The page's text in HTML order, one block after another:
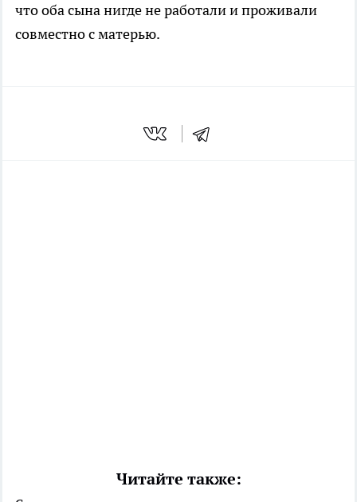
что оба сына нигде не работали и проживали
совместно с матерью.
Читайте также: